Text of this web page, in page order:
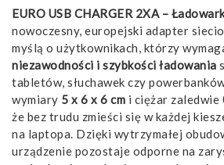
EURO USB CHARGER 2XA –
nowoczesny, europejski adapter
myślą o użytkownikach, którzy
niezawodności i szybkości ładowania
tabletów, słuchawek czy
wymiary 5 x 6 x 6 cm i ciężar zaledwie
że bez trudu zmieści się w każdej
na laptopa. Dzięki wytrzymałej
urządzenie pozostaje odporne na